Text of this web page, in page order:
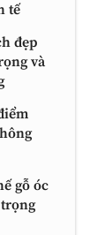
tế
đẹp
và
gỗ óc